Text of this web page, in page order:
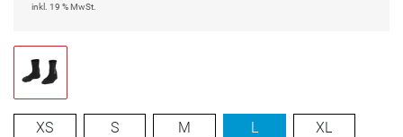
inkl. 19 % MwSt.
XS S M L XL